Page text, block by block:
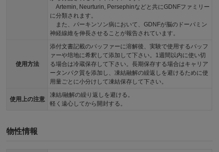
Artemin, Neurturin, Persephinなどと共にGDNFファミリー
に分類されます。
また、パーキンソン病において、GDNFが脳のドーパミン
神経線維を伸長させることが報告されています。
使用方法
添付文書記載のバッファーに溶解後、実験で使用するバッフ
ァーや培地に希釈して添加して下さい。1週間以内に使い切
る場合は冷蔵保存して下さい。長期保存する場合はキャリア
ータンパク質を添加し、凍結融解の繰返しを避けるために使
用量ごとに小分けして凍結保存して下さい。
使用上の注意
凍結/融解の繰り返しを避ける。
軽く遠心してから開封する。
物性情報